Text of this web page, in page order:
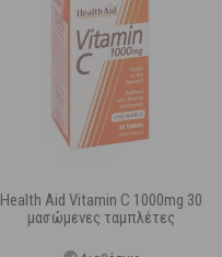
Health Aid Vitamin C 1000mg 30
μασώμενες ταμπλέτες